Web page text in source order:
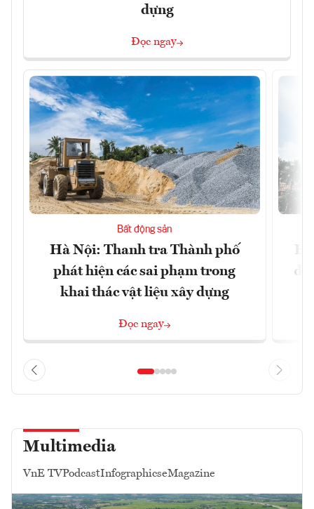
dựng
Đọc ngay
Bất động sản
Hà Nội: Thanh tra Thành phố
phát hiện các sai phạm trong
khai thác vật liệu xây dựng
Đọc ngay
Multimedia
VnE TVPodcastInfographicseMagazine